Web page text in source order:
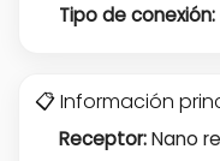
Tipo de conexión:
📋 Información
Receptor:Nano